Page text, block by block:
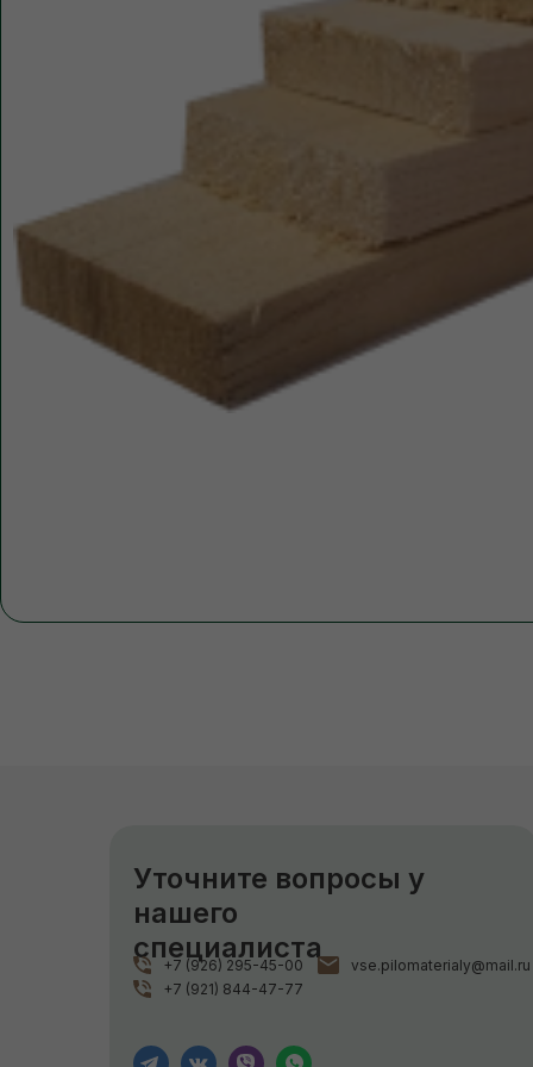
Уточните вопросы у
нашего
специалиста
vse.pilomaterialy@mail.ru
+7 (921) 844-47-77
+7 (926) 295-45-00